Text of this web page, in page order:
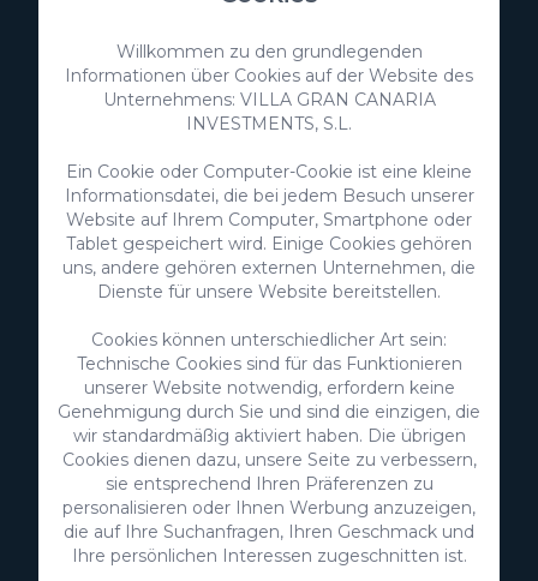
VillaGranCanaria Investments S.L.
C/ Swing Los Lagos, 9
Salobre Golf Resort
35100 Maspalomas, Gran Canaria
Kanarische Inseln, Spanien
CIF:B76226992
info@villagrancanaria.com
+34 928 380 457
+34 928 380 457
Willkommen zu den grundlegenden
Informationen über Cookies auf der Website des
Unternehmens: VILLA GRAN CANARIA
INVESTMENTS, S.L.
Ein Cookie oder Computer-Cookie ist eine kleine
Informationsdatei, die bei jedem Besuch unserer
Website auf Ihrem Computer, Smartphone oder
Tablet gespeichert wird. Einige Cookies gehören
uns, andere gehören externen Unternehmen, die
Dienste für unsere Website bereitstellen.
Cookies können unterschiedlicher Art sein:
Technische Cookies sind für das Funktionieren
unserer Website notwendig, erfordern keine
Genehmigung durch Sie und sind die einzigen, die
wir standardmäßig aktiviert haben. Die übrigen
Cookies dienen dazu, unsere Seite zu verbessern,
sie entsprechend Ihren Präferenzen zu
personalisieren oder Ihnen Werbung anzuzeigen,
die auf Ihre Suchanfragen, Ihren Geschmack und
Ihre persönlichen Interessen zugeschnitten ist.